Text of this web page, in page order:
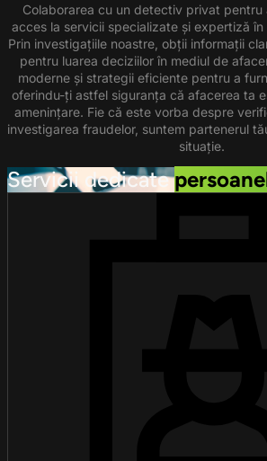
Colaborarea cu un detectiv privat pentru
acces la servicii specializate și expertiză în
Prin investigațiile noastre, obții informații
pentru luarea deciziilor în mediul de
moderne și strategii eficiente pentru a
oferindu-ți astfel siguranța că afacerea ta
amenințare. Fie că este vorba despre
investigarea fraudelor, suntem partenerul
situație.
Servicii dedicate